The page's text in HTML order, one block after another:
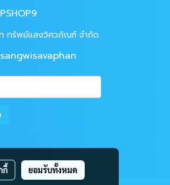
ทรัพย์แสงวิศวภัณฑ์ จำกัด
กี้ ยอมรับทั้งหมด